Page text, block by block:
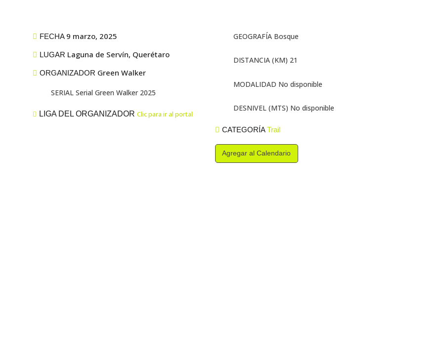
FECHA 9 marzo, 2025
LUGAR Laguna de Servín, Querétaro
ORGANIZADOR Green Walker
SERIAL Serial Green Walker 2025
LIGA DEL ORGANIZADOR Clic para ir al portal
GEOGRAFÍA Bosque
DISTANCIA (KM) 21
MODALIDAD No disponible
DESNIVEL (MTS) No disponible
CATEGORÍATrail
Agregar al Calendario